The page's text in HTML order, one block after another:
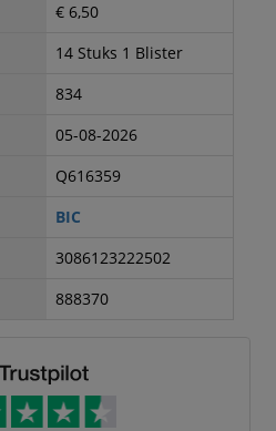
€ 6,50
14 Stuks 1 Blister
834
05-08-2026
Q616359
BIC
3086123222502
888370